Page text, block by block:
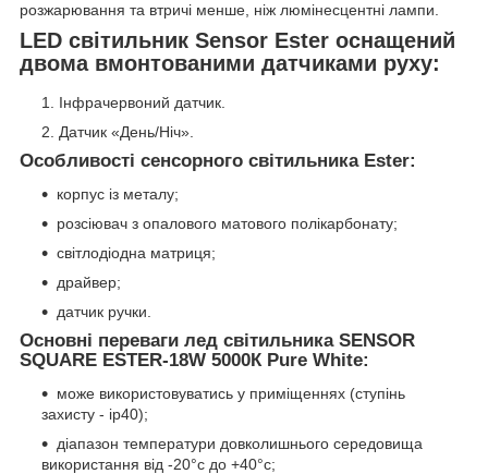
розжарювання та втричі менше, ніж люмінесцентні лампи.
LED світильник Sensor Ester оснащений
двома вмонтованими датчиками руху:
Інфрачервоний датчик.
Датчик «День/Ніч».
Особливості сенсорного світильника Ester:
корпус із металу;
розсіювач з опалового матового полікарбонату;
світлодіодна матриця;
драйвер;
датчик ручки.
Основні переваги лед світильника SENSOR
SQUARE ESTER-18W 5000К Pure White:
може використовуватись у приміщеннях (ступінь
захисту - ip40);
діапазон температури довколишнього середовища
використання від -20°с до +40°с;